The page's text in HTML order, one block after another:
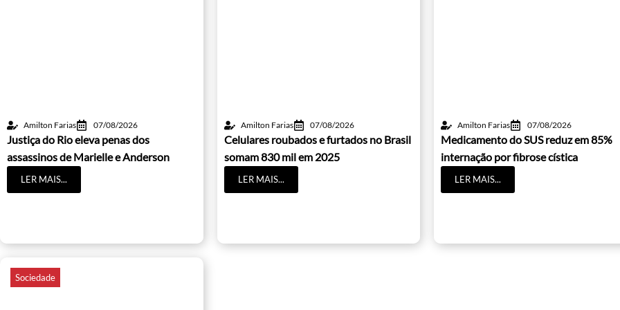
Amilton Farias 07/08/2026
Justiça do Rio eleva penas dos
assassinos de Marielle e Anderson
LER MAIS...
Amilton Farias 07/08/2026
Celulares roubados e furtados no Brasil
somam 830 mil em 2025
LER MAIS...
Amilton Farias 07/08/2026
Medicamento do SUS reduz em 85%
internação por fibrose cística
LER MAIS...
Sociedade